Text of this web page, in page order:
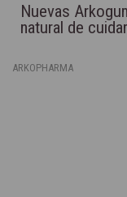
Nuevas
natural de
ARKOPHARMA